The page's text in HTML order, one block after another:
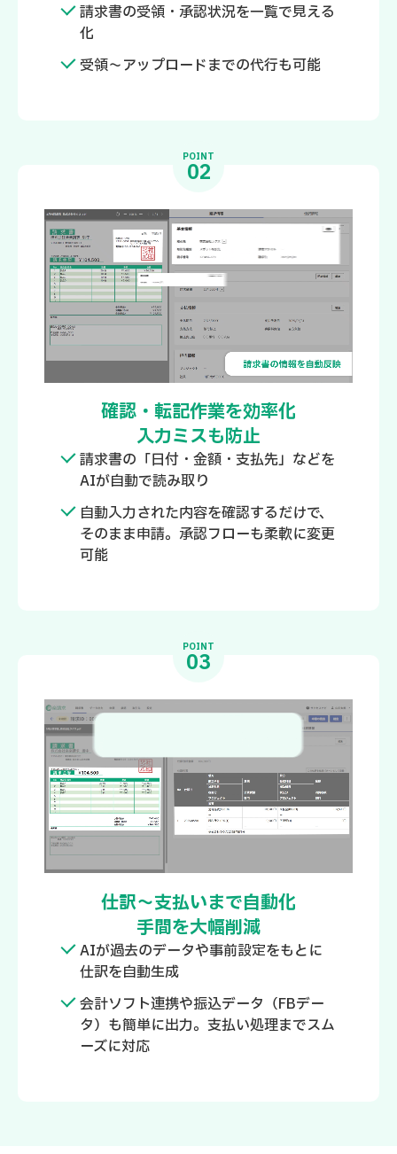
請求書の受領・承認状況を一覧で見える
化
受領～アップロードまでの代行も可能
POINT
02
確認・転記作業を効率化
入力ミスも防止
請求書の「日付・金額・支払先」などを
AIが自動で読み取り
自動入力された内容を確認するだけで、
そのまま申請。承認フローも柔軟に変更
可能
POINT
03
仕訳～支払いまで自動化
手間を大幅削減
AIが過去のデータや事前設定をもとに
仕訳を自動生成
会計ソフト連携や振込データ（FBデー
タ）も簡単に出力。支払い処理までスム
ーズに対応